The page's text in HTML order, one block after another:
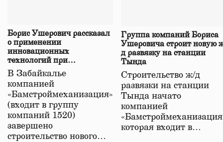
Борис Ушерович рассказал
о применении
инновационных
технологий при
строительстве нового моста
в Забайкалье
В Забайкалье
компанией
«Бамстроймеханизация»
(входит в группу
компаний 1520)
завершено
строительство нового…
Группа компаний Бориса
Ушеровича строит новую
д развязку на станции
Тында
Строительство ж/д
развязки на станции
Тында начато
компанией
которая входит в…